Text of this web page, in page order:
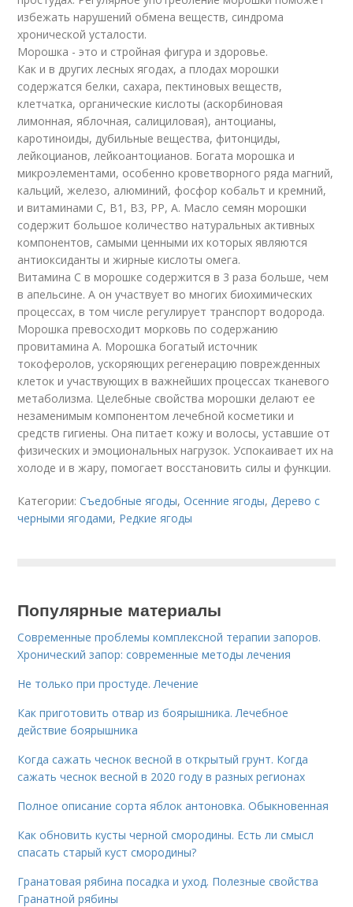
избежать нарушений обмена веществ, синдрома
хронической усталости.
Морошка - это и стройная фигура и здоровье.
Как и в других лесных ягодах, а плодах морошки
содержатся белки, сахара, пектиновых веществ,
клетчатка, органические кислоты (аскорбиновая
лимонная, яблочная, салициловая), антоцианы,
каротиноиды, дубильные вещества, фитонциды,
лейкоцианов, лейкоантоцианов. Богата морошка и
микроэлементами, особенно кроветворного ряда магний,
кальций, железо, алюминий, фосфор кобальт и кремний,
и витаминами С, В1, В3, РР, А. Масло семян морошки
содержит большое количество натуральных активных
компонентов, самыми ценными их которых являются
антиоксиданты и жирные кислоты омега.
Витамина С в морошке содержится в 3 раза больше, чем
в апельсине. А он участвует во многих биохимических
процессах, в том числе регулирует транспорт водорода.
Морошка превосходит морковь по содержанию
провитамина А. Морошка богатый источник
токоферолов, ускоряющих регенерацию поврежденных
клеток и участвующих в важнейших процессах тканевого
метаболизма. Целебные свойства морошки делают ее
незаменимым компонентом лечебной косметики и
средств гигиены. Она питает кожу и волосы, уставшие от
физических и эмоциональных нагрузок. Успокаивает их на
холоде и в жару, помогает восстановить силы и функции.
Категории:Съедобные ягоды,Осенние ягоды,Дерево с
черными ягодами, Редкие ягоды
Популярные материалы
Современные проблемы комплексной терапии запоров.
Хронический запор: современные методы лечения
Не только при простуде. Лечение
Как приготовить отвар из боярышника. Лечебное
действие боярышника
Когда сажать чеснок весной в открытый грунт. Когда
сажать чеснок весной в 2020 году в разных регионах
Полное описание сорта яблок антоновка. Обыкновенная
Как обновить кусты черной смородины. Есть ли смысл
спасать старый куст смородины?
Гранатовая рябина посадка и уход. Полезные свойства
Гранатной рябины